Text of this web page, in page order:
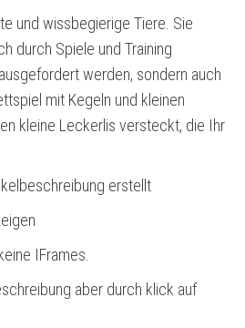
und wissbegierige Tiere. Sie
durch Spiele und Training
werden, sondern auch
mit Kegeln und kleinen
kleine Leckerlis versteckt, die Ihr
erstellt
IFrames.
aber durch klick auf